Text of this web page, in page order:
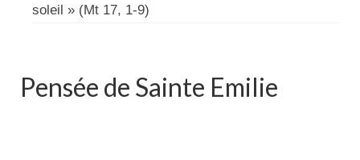
soleil » (Mt 17, 1-9)
Pensée de Sainte Emilie